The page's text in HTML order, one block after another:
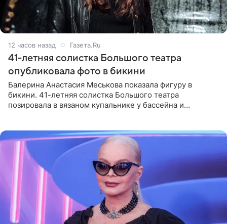
12 часов назад Газета.Ru
41-летняя солистка Большого театра
опубликовала фото в бикини
Балерина Анастасия Меськова показала фигуру в
бикини. 41-летняя солистка Большого театра
позировала в вязаном купальнике у бассейна и